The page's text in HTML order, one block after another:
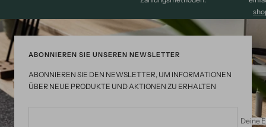
ABONNIEREN SIE UNSEREN NEWSLETTER
ABONNIEREN SIE DEN NEWSLETTER, UM INFORMATIONEN
ÜBER NEUE PRODUKTE UND AKTIONEN ZU ERHALTEN
Deine